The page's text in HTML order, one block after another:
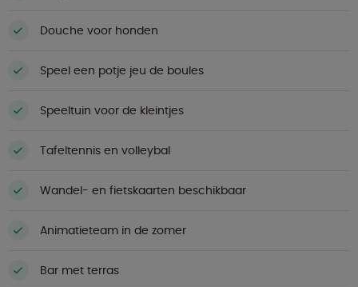
Douche voor honden
Speel een potje jeu de boules
Speeltuin voor de kleintjes
Tafeltennis en volleybal
Wandel- en fietskaarten beschikbaar
Animatieteam in de zomer
Bar met terras